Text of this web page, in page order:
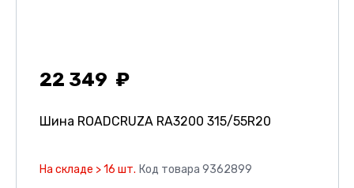
22 349
Шина ROADCRUZA RA3200 315/55R20
На складе > 16 шт. Код товара 9362899